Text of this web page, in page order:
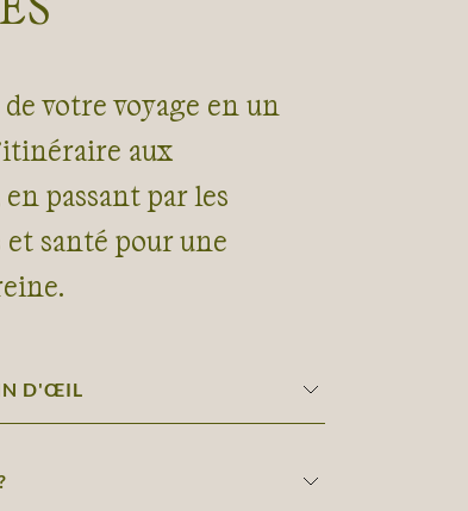
votre voyage en un
aux
passant par les
santé pour une
D'ŒIL